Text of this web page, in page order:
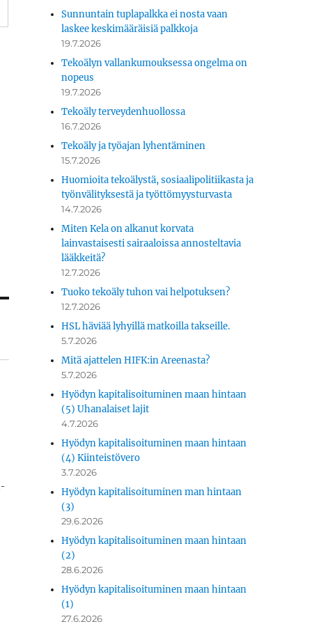
Sunnuntain tuplapalkka ei nosta vaan
laskee keskimääräisiä palkkoja
19.7.2026
Tekoälyn vallankumouksessa ongelma on
nopeus
19.7.2026
Tekoäly terveydenhuollossa
16.7.2026
Tekoäly ja työajan lyhentäminen
15.7.2026
Huomioita tekoälystä, sosiaalipolitiikasta ja
työnvälityksestä ja työttömyysturvasta
14.7.2026
Miten Kela on alkanut korvata
lainvastaisesti sairaaloissa annosteltavia
lääkkeitä?
12.7.2026
Tuoko tekoäly tuhon vai helpotuksen?
12.7.2026
HSL häviää lyhyillä matkoilla takseille.
5.7.2026
Mitä ajattelen HIFK:in Areenasta?
5.7.2026
Hyödyn kapitalisoituminen maan hintaan
(5) Uhanalaiset lajit
4.7.2026
Hyödyn kapitalisoituminen maan hintaan
(4) Kiinteistövero
3.7.2026
Hyödyn kapitalisoituminen man hintaan
(3)
29.6.2026
Hyödyn kapitalisoituminen maan hintaan
(2)
28.6.2026
Hyödyn kapitalisoituminen maan hintaan
(1)
27.6.2026